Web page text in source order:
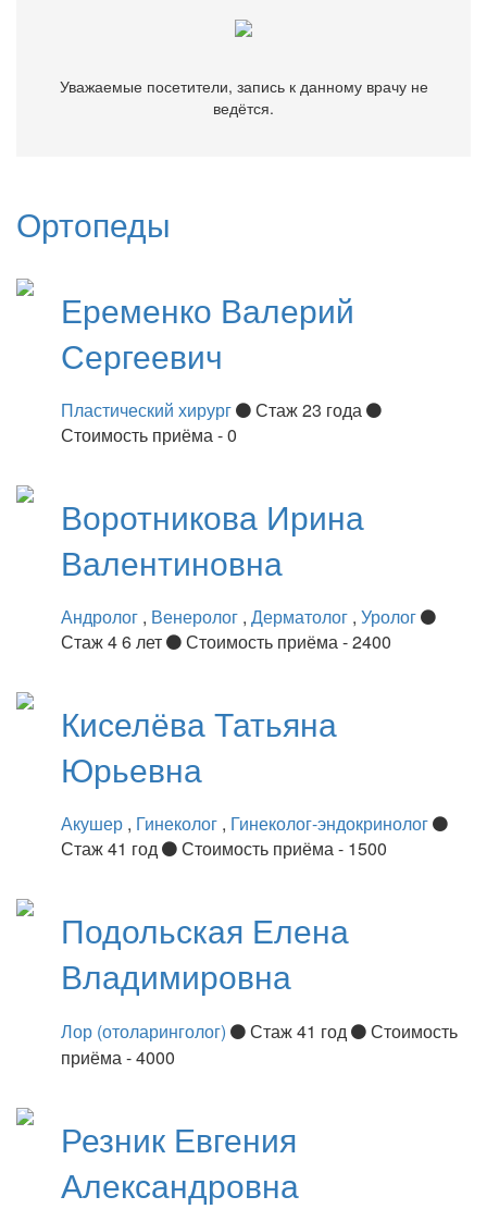
Уважаемые посетители, запись к данному врачу не
ведётся.
Ортопеды
Еременко Валерий
Сергеевич
Пластический хирург
Стаж 23 года
Стоимость приёма - 0
Воротникова Ирина
Валентиновна
Андролог , Венеролог , Дерматолог , Уролог
Стаж 4 6 лет
Стоимость приёма - 2400
КиселёваТатьяна
Юрьевна
Акушер , Гинеколог , Гинеколог-эндокринолог
Стаж 41 год
Стоимость приёма - 1500
Подольская Елена
Владимировна
Лор (отоларинголог) Стаж 41 год
Стоимость
приёма - 4000
Резник Евгения
Александровна